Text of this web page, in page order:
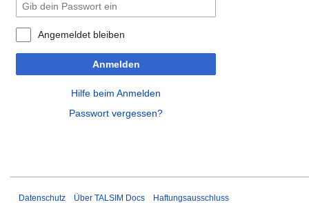
Angemeldet bleiben
Anmelden
Hilfe beim Anmelden
Passwort vergessen?
Datenschutz Über TALSIM Docs Haftungsausschluss